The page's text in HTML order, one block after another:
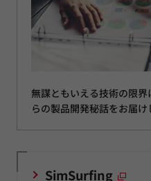
無謀ともいえる技術の限
らの製品開発秘話をお届け
SimSurfing